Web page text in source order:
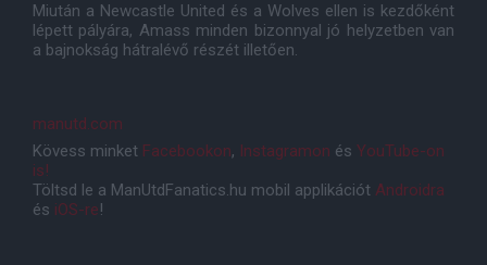
Miután a Newcastle United és a Wolves ellen is kezdőként
lépett pályára, Amass minden bizonnyal jó helyzetben van
a bajnokság hátralévő részét illetően.
manutd.com
Kövess minket Facebookon, Instagramon és YouTube-on
is!
Töltsd le a ManUtdFanatics.hu mobil applikációt Androidra
és iOS-re!